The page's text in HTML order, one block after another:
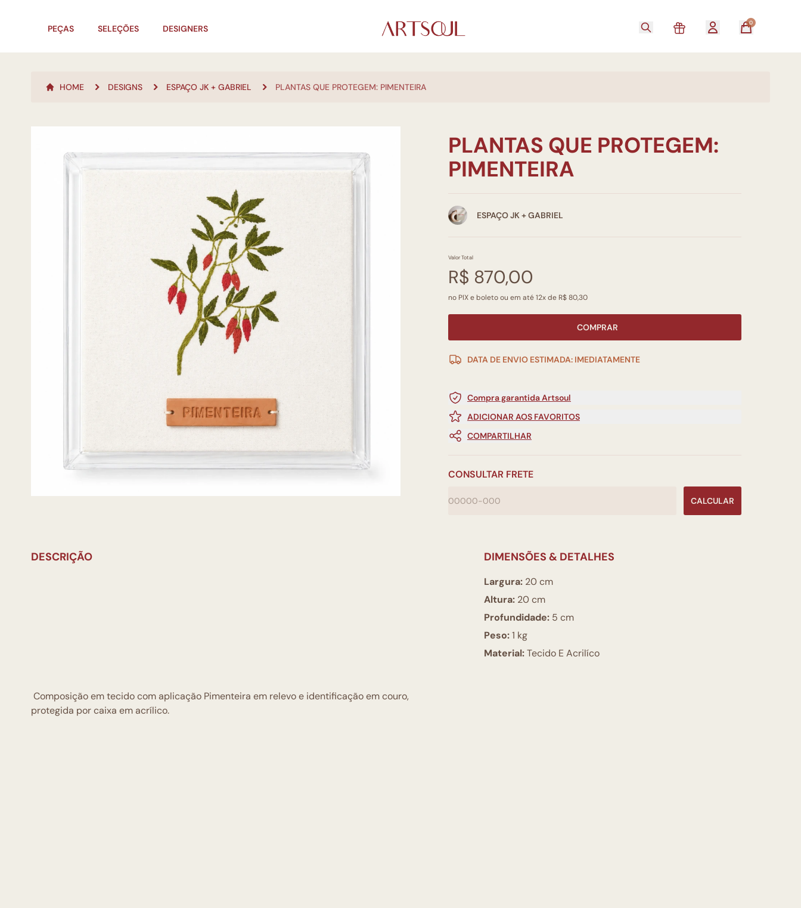
PEÇAS SELEÇÕES DESIGNERS
0
HOME DESIGNS ESPAÇO JK + GABRIEL PLANTAS QUE PROTEGEM: PIMENTEIRA
PLANTAS QUE PROTEGEM:
PIMENTEIRA
ESPAÇO JK + GABRIEL
Valor Total
R$ 870,00
no PIX e boleto ou em até 12x de R$ 80,30
COMPRAR
DATA DE ENVIO ESTIMADA: IMEDIATAMENTE
Compra garantida Artsoul
ADICIONAR AOS FAVORITOS
COMPARTILHAR
CONSULTAR FRETE
CALCULAR
DESCRIÇÃO
Composição em tecido com aplicação Pimenteira em relevo e identificação em couro,
protegida por caixa em acrílico.
DIMENSÕES & DETALHES
Largura: 20 cm
Altura: 20 cm
Profundidade: 5 cm
Peso:1 kg
Material:Tecido E Acrilíco